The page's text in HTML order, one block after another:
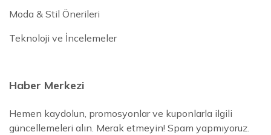
Moda & Stil Önerileri
Teknoloji ve İncelemeler
Haber Merkezi
Hemen kaydolun, promosyonlar ve kuponlarla ilgili
güncellemeleri alın. Merak etmeyin! Spam yapmıyoruz.